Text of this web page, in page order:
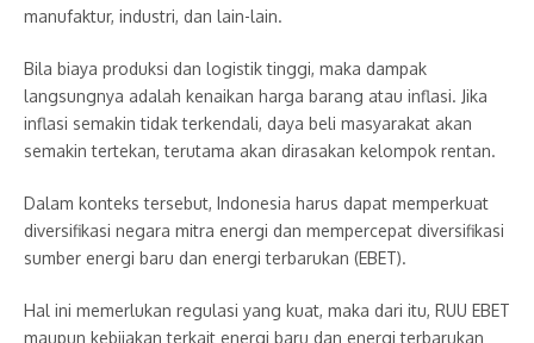
manufaktur, industri, dan lain-lain.
Bila biaya produksi dan logistik tinggi, maka dampak
langsungnya adalah kenaikan harga barang atau inflasi. Jika
inflasi semakin tidak terkendali, daya beli masyarakat akan
semakin tertekan, terutama akan dirasakan kelompok rentan.
Dalam konteks tersebut, Indonesia harus dapat memperkuat
diversifikasi negara mitra energi dan mempercepat diversifikasi
sumber energi baru dan energi terbarukan (EBET).
Hal ini memerlukan regulasi yang kuat, maka dari itu, RUU EBET
maupun kebijakan terkait energi baru dan energi terbarukan